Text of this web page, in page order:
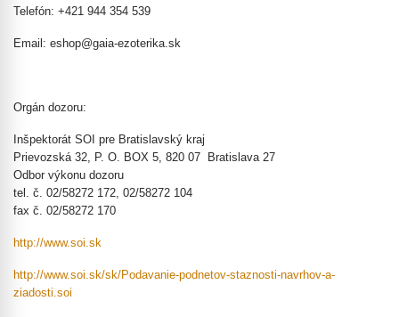
Telefón: +421 944 354 539
Email: eshop@gaia-ezoterika.sk
Orgán dozoru:
Inšpektorát SOI pre Bratislavský kraj
Prievozská 32, P. O. BOX 5, 820 07 Bratislava 27
Odbor výkonu dozoru
tel. č. 02/58272 172, 02/58272 104
fax č. 02/58272 170
http://www.soi.sk
http://www.soi.sk/sk/Podavanie-podnetov-staznosti-navrhov-a-
ziadosti.soi